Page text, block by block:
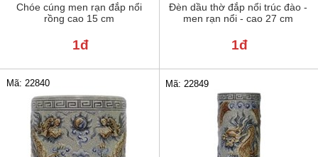
Chóe cúng men rạn đắp nổi
rồng cao 15 cm
1đ
Đèn dầu thờ đắp nổi trúc đào -
men rạn nổi - cao 27 cm
1đ
Mã: 22840 Mã: 22849